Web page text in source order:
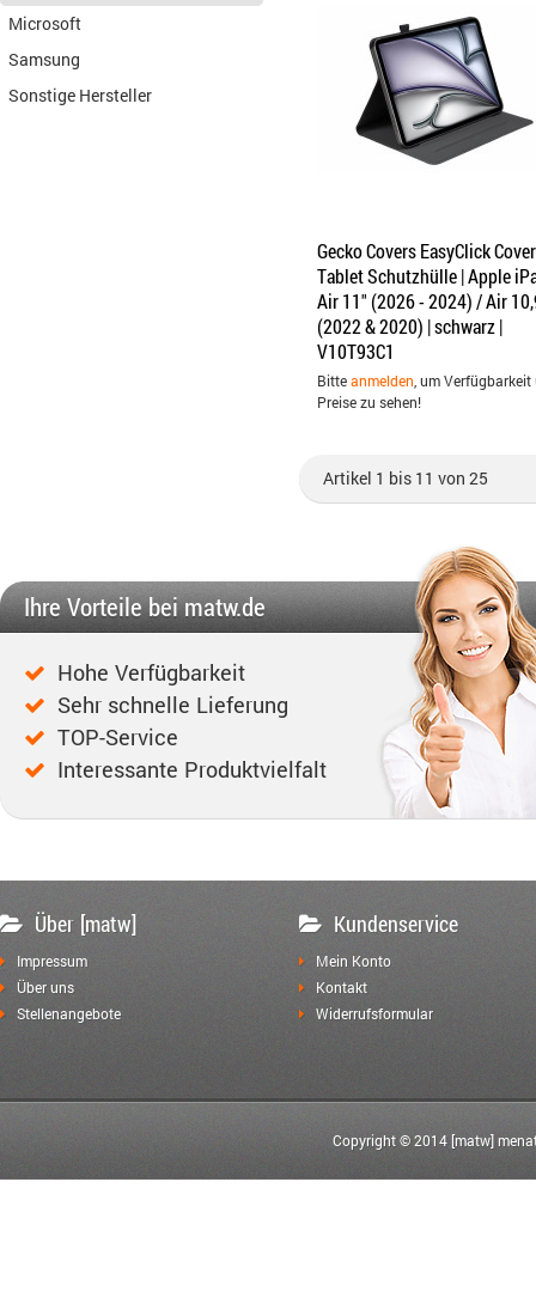
Gecko Covers EasyClick
Tablet Schutzhülle | Apple
Air 11" (2026 - 2024) / Air
(2022 & 2020) | schwarz |
V10T93C1
Bitteanmelden , um
Preise zu sehen!
Artikel 1 bis 11 von 25
Microsoft
Samsung
Sonstige Hersteller
Ihre Vorteile bei matw.de
Hohe Verfügbarkeit
Sehr schnelle Lieferung
TOP-Service
Interessante Produktvielfalt
Über [matw]
Impressum
Über uns
Stellenangebote
Kundenservice
Mein Konto
Kontakt
Widerrufsformular
Copyright © 2014 [matw]